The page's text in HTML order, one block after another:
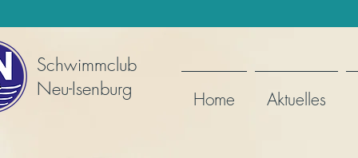
Schwimmclub
Neu-Isenburg
Home Aktuelles